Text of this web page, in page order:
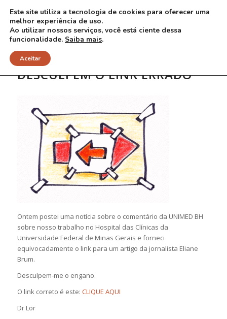
DESCULPEM O LINK ERRADO
Ontem postei uma notícia sobre o comentário da UNIMED BH
sobre nosso trabalho no Hospital das Clínicas da
Universidade Federal de Minas Gerais e forneci
equivocadamente o link para um artigo da jornalista Eliane
Brum.
Desculpem-me o engano.
O link correto é este: CLIQUE AQUI
Dr Lor
Este site utiliza a tecnologia de cookies para oferecer uma
melhor experiência de uso.
Ao utilizar nossos serviços, você está ciente dessa
funcionalidade. Saiba mais.
Aceitar